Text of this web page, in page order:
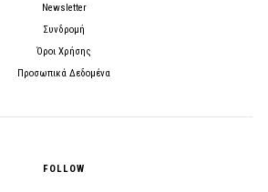
Newsletter
Συνδρομή
Όροι Χρήσης
Προσωπικά Δεδομένα
FOLLOW